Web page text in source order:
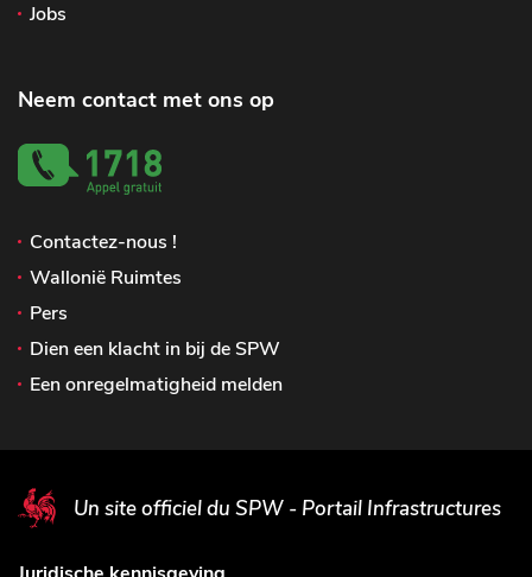
Jobs
Neem contact met ons op
Contactez-nous !
Wallonië Ruimtes
Pers
Dien een klacht in bij de SPW
Een onregelmatigheid melden
Un site officiel du SPW - Portail Infrastructures